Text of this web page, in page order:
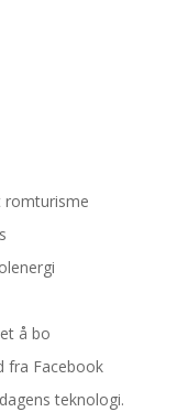
romturisme
å bo
fra Facebook
teknologi.